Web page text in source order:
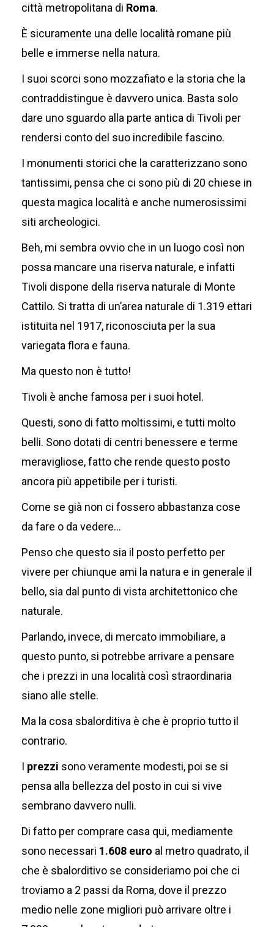
città metropolitana di Roma.
È sicuramente una delle località romane più
belle e immerse nella natura.
I suoi scorci sono mozzafiato e la storia che la
contraddistingue è davvero unica. Basta solo
dare uno sguardo alla parte antica di Tivoli per
rendersi conto del suo incredibile fascino.
I monumenti storici che la caratterizzano sono
tantissimi, pensa che ci sono più di 20 chiese in
questa magica località e anche numerosissimi
siti archeologici.
Beh, mi sembra ovvio che in un luogo così non
possa mancare una riserva naturale, e infatti
Tivoli dispone della riserva naturale di Monte
Cattilo. Si tratta di un’area naturale di 1.319 ettari
istituita nel 1917, riconosciuta per la sua
variegata flora e fauna.
Ma questo non è tutto!
Tivoli è anche famosa per i suoi hotel.
Questi, sono di fatto moltissimi, e tutti molto
belli. Sono dotati di centri benessere e terme
meravigliose, fatto che rende questo posto
ancora più appetibile per i turisti.
Come se già non ci fossero abbastanza cose
da fare o da vedere…
Penso che questo sia il posto perfetto per
vivere per chiunque ami la natura e in generale il
bello, sia dal punto di vista architettonico che
naturale.
Parlando, invece, di mercato immobiliare, a
questo punto, si potrebbe arrivare a pensare
che i prezzi in una località così straordinaria
siano alle stelle.
Ma la cosa sbalorditiva è che è proprio tutto il
contrario.
I prezzi sono veramente modesti, poi se si
pensa alla bellezza del posto in cui si vive
sembrano davvero nulli.
Di fatto per comprare casa qui, mediamente
sono necessari 1.608 euro al metro quadrato, il
che è sbalorditivo se consideriamo poi che ci
troviamo a 2 passi da Roma, dove il prezzo
medio nelle zone migliori può arrivare oltre i